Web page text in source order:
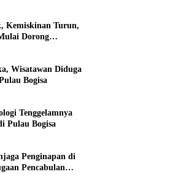
Kemiskinan Turun,
Dorong
Wisatawan Diduga
Bogisa
Tenggelamnya
Pulau Bogisa
Penginapan di
Pencabulan